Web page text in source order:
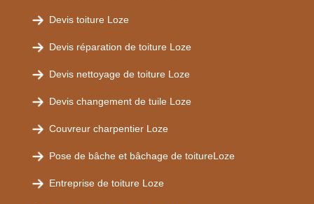
Devis toiture Loze
Devis réparation de toiture Loze
Devis nettoyage de toiture Loze
Devis changement de tuile Loze
Couvreur charpentier Loze
Pose de bâche et bâchage de toitureLoze
Entreprise de toiture Loze